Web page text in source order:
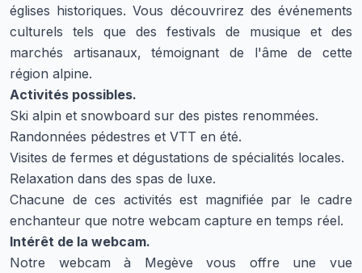
églises historiques. Vous découvrirez des événements
culturels tels que des festivals de musique et des
marchés artisanaux, témoignant de l'âme de cette
région alpine.
Activités possibles.
Ski alpin et snowboard sur des pistes renommées.
Randonnées pédestres et VTT en été.
Visites de fermes et dégustations de spécialités locales.
Relaxation dans des spas de luxe.
Chacune de ces activités est magnifiée par le cadre
enchanteur que notre webcam capture en temps réel.
Intérêt de la webcam.
Notre webcam à Megève vous offre une vue